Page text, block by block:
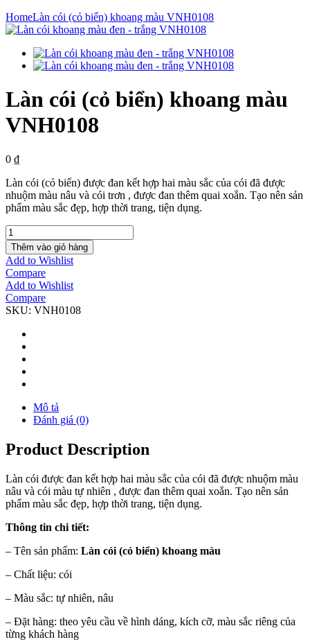
HomeLàn cói (cỏ biển) khoang màu VNH0108
Làn cói (cỏ biển) khoang màu
VNH0108
0 ₫
Làn cói (cỏ biển) được đan kết hợp hai màu sắc của cói đã được
nhuộm màu nâu và cói trơn , được đan thêm quai xoắn. Tạo nên sản
phẩm màu sắc đẹp, hợp thời trang, tiện dụng.
Làn
cói
(cỏ
biển)
khoang
màu
VNH0108
số
lượng
Thêm vào giỏ hàng
Add to Wishlist
Compare
Add to Wishlist
Compare
SKU: VNH0108
Mô tả
Đánh giá (0)
Product Description
Làn cói được đan kết hợp hai màu sắc của cói đã được nhuộm màu
nâu và cói màu tự nhiên , được đan thêm quai xoắn. Tạo nên sản
phẩm màu sắc đẹp, hợp thời trang, tiện dụng.
Thông tin chi tiết:
– Tên sản phẩm: Làn cói (cỏ biển) khoang màu
– Chất liệu: cói
– Màu sắc: tự nhiên, nâu
– Đặt hàng: theo yêu cầu về hình dáng, kích cỡ, màu sắc riêng của
từng khách hàng